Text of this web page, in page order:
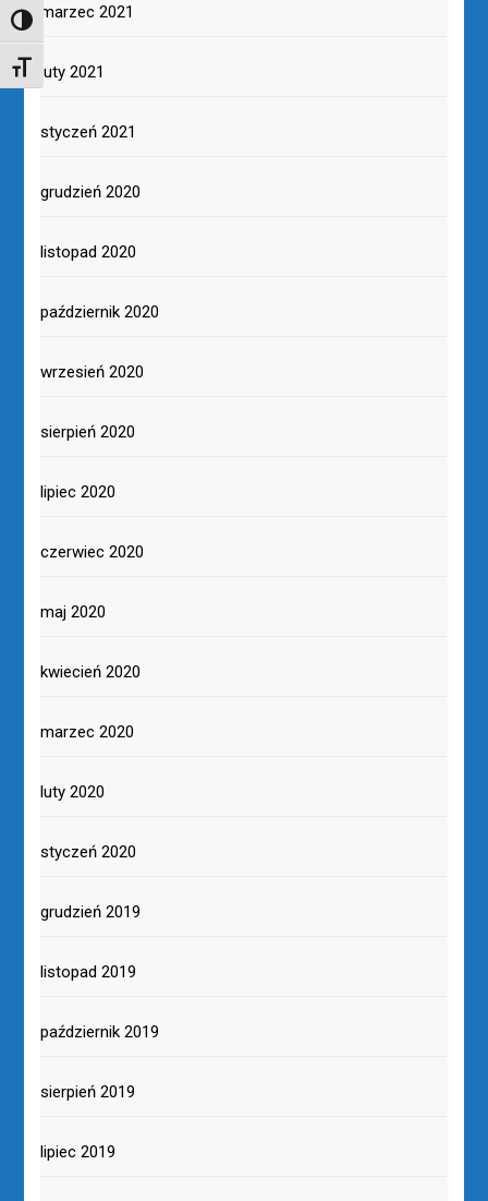
TOGGLE HIGH CONTRAST
TOGGLE FONT SIZE
marzec 2021
luty 2021
styczeń 2021
grudzień 2020
listopad 2020
październik 2020
wrzesień 2020
sierpień 2020
lipiec 2020
czerwiec 2020
maj 2020
kwiecień 2020
marzec 2020
luty 2020
styczeń 2020
grudzień 2019
listopad 2019
październik 2019
sierpień 2019
lipiec 2019